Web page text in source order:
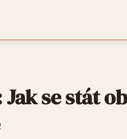
Jak se stát